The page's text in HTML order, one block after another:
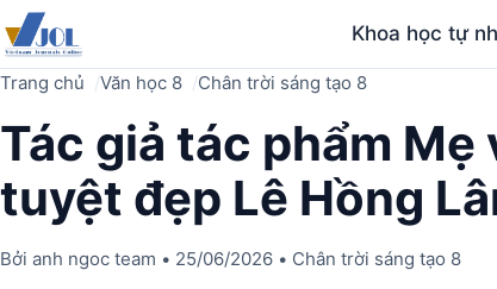
Khoa học tự
Trang chủ Văn học 8 Chân trời sáng tạo 8
Tác giả tác phẩm Mẹ
tuyệt đẹp Lê Hồng
Bởi anh ngoc team • 25/06/2026 • Chân trời sáng tạo 8